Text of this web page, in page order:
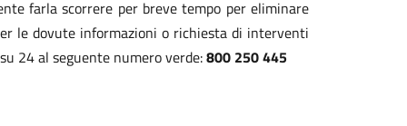
farla scorrere per breve tempo per eliminare
le dovute informazioni o richiesta di interventi
24 al seguente numero verde:800 250 445